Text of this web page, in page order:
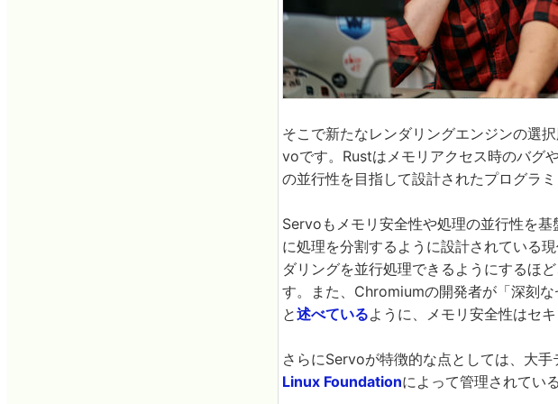
そこで新たなレンダリングエンジンの選
voです。Rustはメモリアクセス時のバグ
の並行性を目指して設計されたプログラミ
Servoもメモリ安全性や処理の並行性を
に処理を分割するように設計されている
ダリングを並行処理できるようにするほ
す。また、Chromiumの開発者が「深刻
と述べているように、メモリ安全性はセ
さらにServoが特徴的な点としては、大
Linux Foundationによって管理されてい